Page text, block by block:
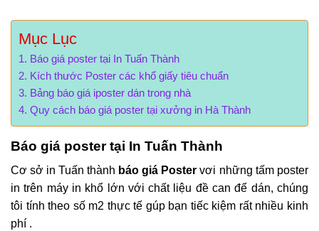
Mục Lục
Báo giá poster tại In Tuấn Thành
Kích thước Poster các khổ giấy tiêu chuẩn
Bảng báo giá iposter dán trong nhà
Quy cách báo giá poster tại xưởng in Hà Thành
Báo giá poster tại In Tuấn Thành
Cơ sở in Tuấn thành báo giá Poster vơi những tấm poster
in trên máy in khổ lớn với chất liệu đề can để dán, chúng
tôi tính theo số m2 thực tế gúp bạn tiếc kiệm rất nhiều kinh
phí .